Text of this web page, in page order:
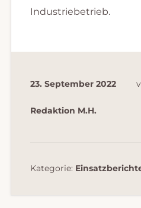
Industriebetrieb.
23. September 2022
Redaktion M.H.
Kategorie: